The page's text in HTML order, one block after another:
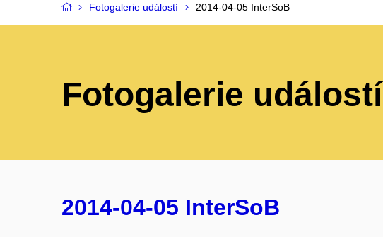
Fotogalerie událostí 2014-04-05 InterSoB
Fotogalerie událostí
2014-04-05 InterSoB